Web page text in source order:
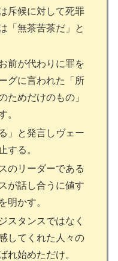
斥候に対して死罪
「無茶苦茶だ」と
前が代わりに罪を
グに言われた「所
ためだけのもの」
。
」と発言しヴェー
する。
のリーダーである
が話し合うに値す
明かす。
スタンスではなく
してくれた人々の
れ始めただけ。